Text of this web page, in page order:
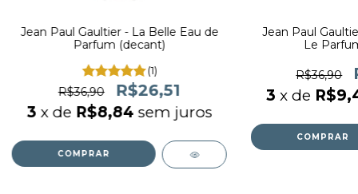
Jean Paul Gaultier - La Belle Eau de
Parfum (decant)
(1)
R$36,90 R$26,51
3 x de R$8,84 sem juros
COMPRAR
Jean Paul
Le
R$36,90
3 x de
COMPRAR